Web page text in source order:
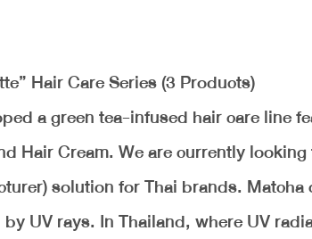
Hair Care Series (3 Products)
a green tea-infused hair care line
Hair Cream. We are currently
solution for Thai brands.
UV rays. In Thailand, where UV